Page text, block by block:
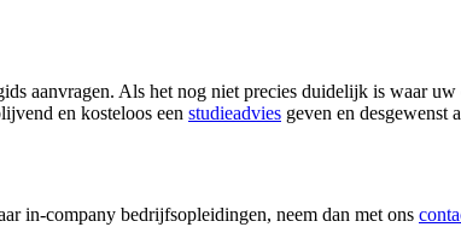
aanvragen. Als het nog niet precies duidelijk is waar
en kosteloos een studieadvies geven en desgewenst
in-company bedrijfsopleidingen, neem dan met ons